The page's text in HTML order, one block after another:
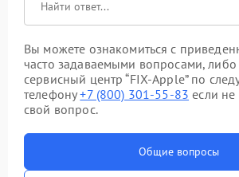
Вы можете ознакомиться с
часто задаваемыми вопросами, либо
сервисный центр “FIX-Apple” по
телефону+7 (800) 301-55-83 если не
свой вопрос.
Общие вопросы